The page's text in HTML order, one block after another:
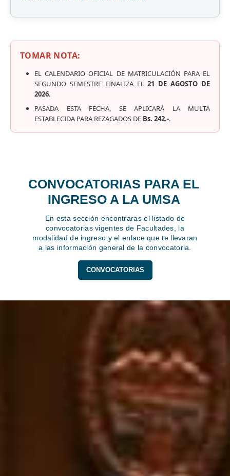
TOMAR NOTA:
EL CALENDARIO OFICIAL DE MATRICULACIÓN PARA EL
SEGUNDO SEMESTRE FINALIZA EL21 DE AGOSTO DE
2026.
PASADA ESTA FECHA, SE APLICARÁ LA MULTA
ESTABLECIDA PARA REZAGADOS DE Bs. 242.-.
CONVOCATORIAS PARA EL
INGRESO A LA UMSA
En esta sección encontraras el listado de
convocatorias vigentes de Facultades, la
modalidad de ingreso y el enlace que te llevaran
a las información general de la convocatoria.
CONVOCATORIAS